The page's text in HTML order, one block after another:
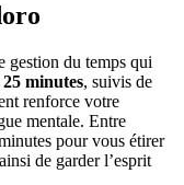
gestion du temps qui
25 minutes, suivis de
renforce votre
mentale. Entre
pour vous étirer
de garder l’esprit